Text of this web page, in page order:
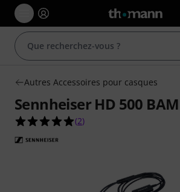
Autres Accessoires pour casques
Sennheiser HD 500 BAM
5.0 étoiles sur 5 d'après 2
(2)